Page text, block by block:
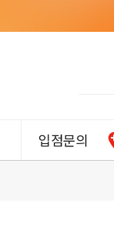
입점문의